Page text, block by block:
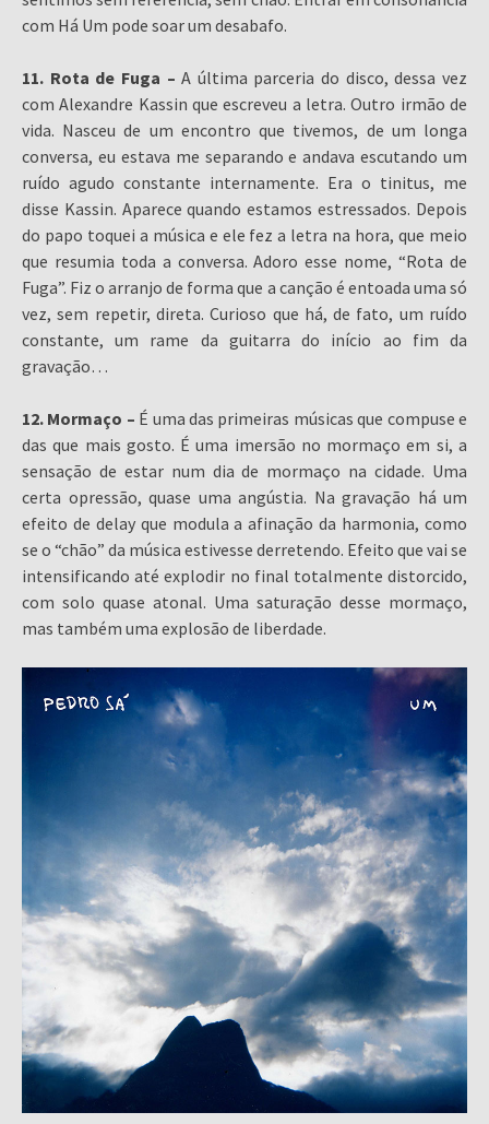
com Há Um pode soar um desabafo.
11. Rota de Fuga – A última parceria do disco, dessa vez
com Alexandre Kassin que escreveu a letra. Outro irmão de
vida. Nasceu de um encontro que tivemos, de um longa
conversa, eu estava me separando e andava escutando um
ruído agudo constante internamente. Era o tinitus, me
disse Kassin. Aparece quando estamos estressados. Depois
do papo toquei a música e ele fez a letra na hora, que meio
que resumia toda a conversa. Adoro esse nome, “Rota de
Fuga”. Fiz o arranjo de forma que a canção é entoada uma só
vez, sem repetir, direta. Curioso que há, de fato, um ruído
constante, um rame da guitarra do início ao fim da
gravação…
12. Mormaço – É uma das primeiras músicas que compuse e
das que mais gosto. É uma imersão no mormaço em si, a
sensação de estar num dia de mormaço na cidade. Uma
certa opressão, quase uma angústia. Na gravação há um
efeito de delay que modula a afinação da harmonia, como
se o “chão” da música estivesse derretendo. Efeito que vai se
intensificando até explodir no final totalmente distorcido,
com solo quase atonal. Uma saturação desse mormaço,
mas também uma explosão de liberdade.